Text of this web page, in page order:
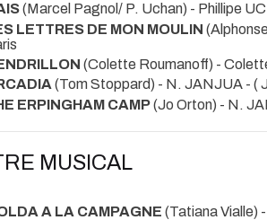
(Marcel Pagnol/ P. Uchan) - Phillipe
LETTRES DE MON MOULIN
(Colette Roumanoff) -
(Tom Stoppard) - N. JANJUA - (
ERPINGHAM CAMP(Jo Orton) - N.
MUSICAL
A LA CAMPAGNE (Tatiana Vialle)